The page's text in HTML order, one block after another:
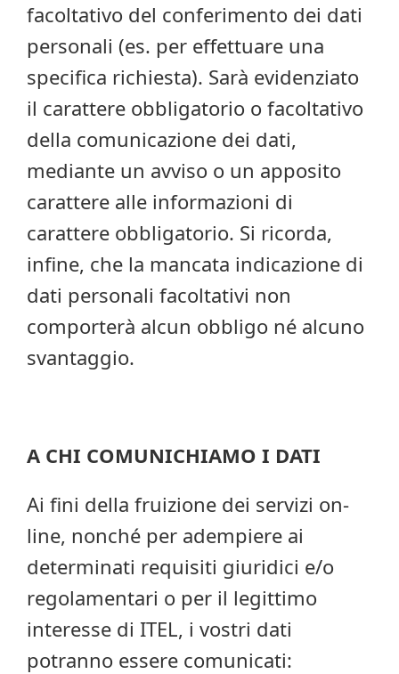
facoltativo del conferimento dei dati
personali (es. per effettuare una
specifica richiesta). Sarà evidenziato
il carattere obbligatorio o facoltativo
della comunicazione dei dati,
mediante un avviso o un apposito
carattere alle informazioni di
carattere obbligatorio. Si ricorda,
infine, che la mancata indicazione di
dati personali facoltativi non
comporterà alcun obbligo né alcuno
svantaggio.
A CHI COMUNICHIAMO I DATI
Ai fini della fruizione dei servizi on-
line, nonché per adempiere ai
determinati requisiti giuridici e/o
regolamentari o per il legittimo
interesse di ITEL, i vostri dati
potranno essere comunicati: